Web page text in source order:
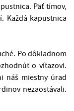
Päť tímov,
Každá kapustnica
Po dôkladnom
o víťazovi.
náš miestny úrad
nezaostávali.